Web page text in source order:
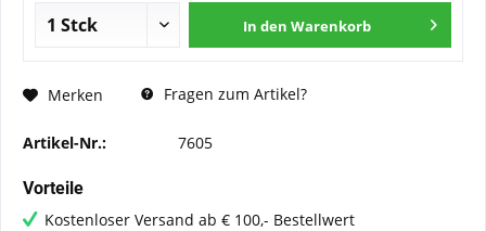
In den Warenkorb
Merken Fragen zum Artikel?
Artikel-Nr.: 7605
Vorteile
Kostenloser Versand ab € 100,- Bestellwert